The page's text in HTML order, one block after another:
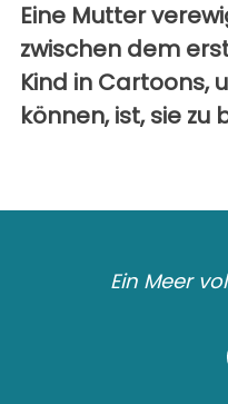
Eine Mutter
zwischen dem
Kind in Cartoons,
können, ist, sie zu
Ein Meer